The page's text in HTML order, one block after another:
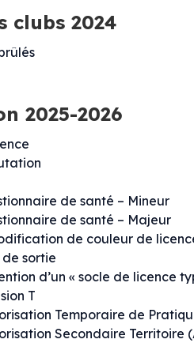
clubs 2024
2025-2026
de santé – Mineur
de santé – Majeur
de couleur de
sortie
d’un « socle de licence
T
Temporaire de
Secondaire Territoire